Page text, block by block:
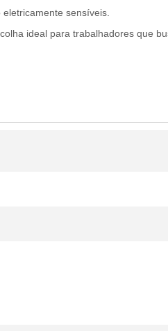
sensíveis.
ideal para trabalhadores que